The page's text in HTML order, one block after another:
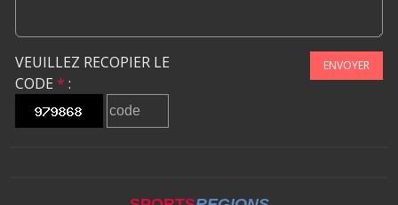
VEUILLEZ RECOPIER LE
CODE * :
ENVOYER